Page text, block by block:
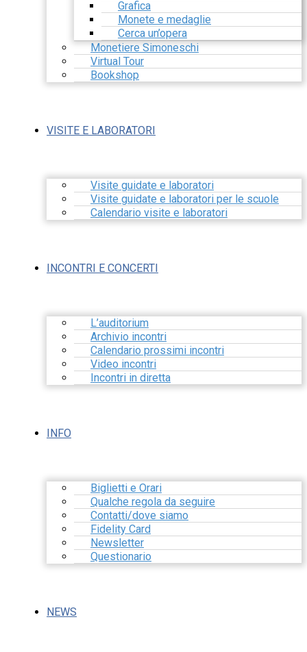
Grafica
Monete e medaglie
Cerca un’opera
Monetiere Simoneschi
Virtual Tour
Bookshop
VISITE E LABORATORI
Visite guidate e laboratori
Visite guidate e laboratori per le scuole
Calendario visite e laboratori
INCONTRI E CONCERTI
L’auditorium
Archivio incontri
Calendario prossimi incontri
Video incontri
Incontri in diretta
INFO
Biglietti e Orari
Qualche regola da seguire
Contatti/dove siamo
Fidelity Card
Newsletter
Questionario
NEWS